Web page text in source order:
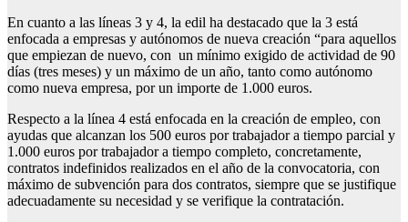
En cuanto a las líneas 3 y 4, la edil ha destacado que la 3 está
enfocada a empresas y autónomos de nueva creación “para aquellos
que empiezan de nuevo, con un mínimo exigido de actividad de 90
días (tres meses) y un máximo de un año, tanto como autónomo
como nueva empresa, por un importe de 1.000 euros.
Respecto a la línea 4 está enfocada en la creación de empleo, con
ayudas que alcanzan los 500 euros por trabajador a tiempo parcial y
1.000 euros por trabajador a tiempo completo, concretamente,
contratos indefinidos realizados en el año de la convocatoria, con
máximo de subvención para dos contratos, siempre que se justifique
adecuadamente su necesidad y se verifique la contratación.